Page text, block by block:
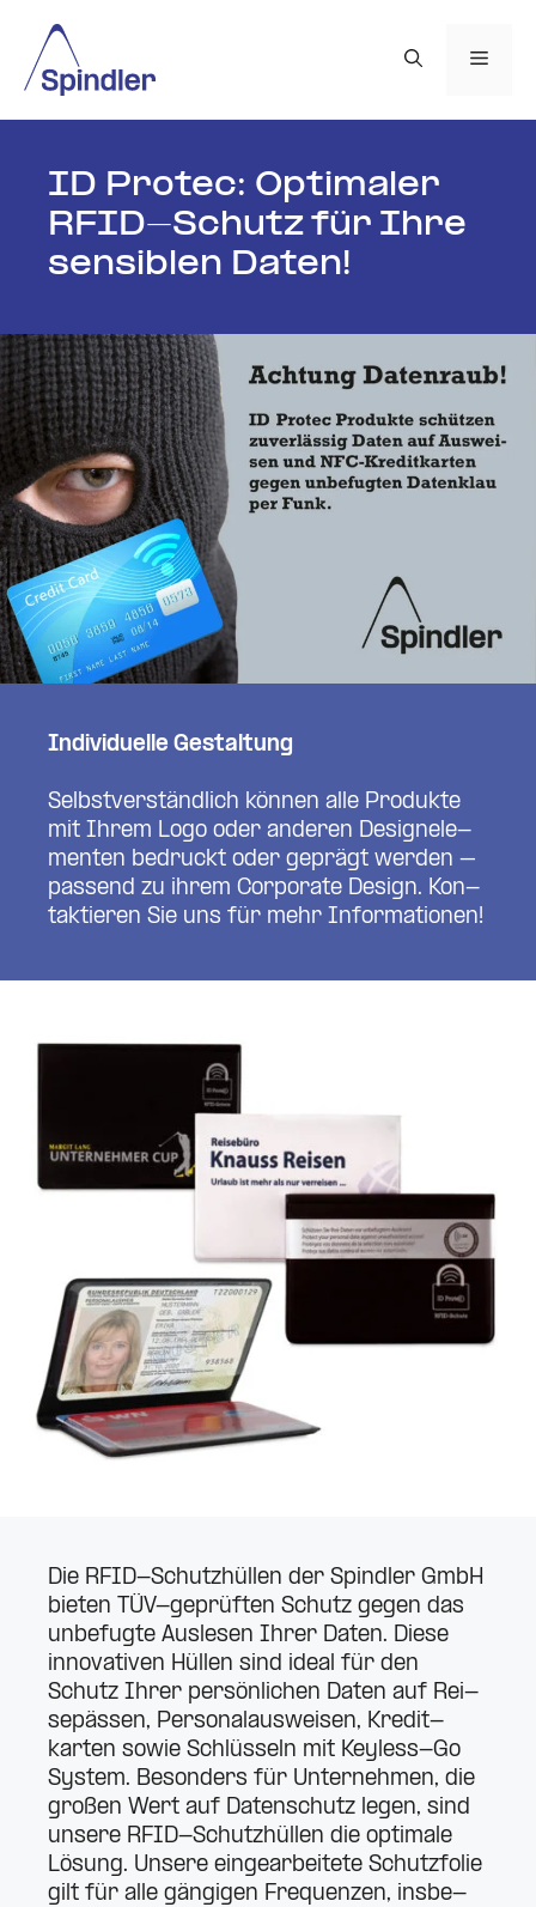
Inhalt
springen
ID Protec: Opti­maler
RFID-Schutz für Ihre
sen­siblen Daten!
Indi­vi­duelle Gestaltung
Selbst­ver­ständlich können alle Pro­dukte
mit Ihrem Logo oder anderen Design­ele­
menten bedruckt oder geprägt werden –
passend zu ihrem Cor­porate Design. Kon­
tak­tieren Sie uns für mehr Infor­ma­tionen!
Die RFID-Schutz­hüllen der Spindler GmbH
bieten TÜV-geprüften Schutz gegen das
unbe­fugte Aus­lesen Ihrer Daten. Diese
inno­va­tiven Hüllen sind ideal für den
Schutz Ihrer per­sön­lichen Daten auf Rei­
se­pässen, Per­so­nal­aus­weisen, Kre­dit­
karten sowie Schlüsseln mit Keyless-Go
System. Besonders für Unter­nehmen, die
großen Wert auf Daten­schutz legen, sind
unsere RFID-Schutz­hüllen die optimale
Lösung. Unsere ein­ge­ar­beitete Schutz­folie
gilt für alle gän­gigen Fre­quenzen, ins­be­